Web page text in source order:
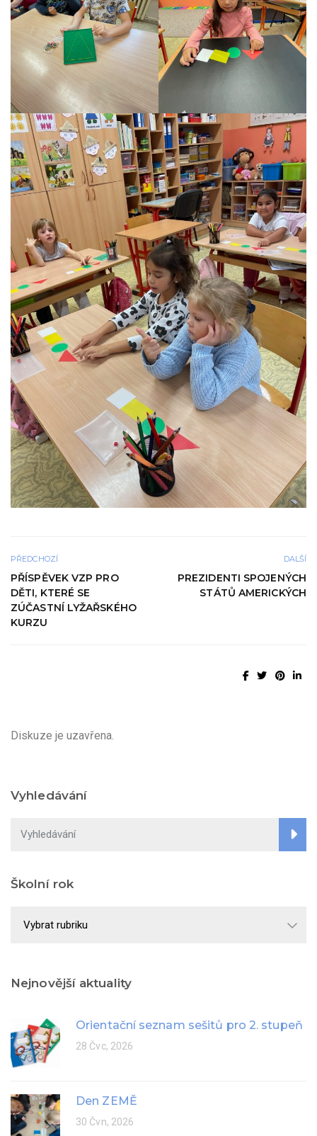
PŘEDCHOZÍ
PŘÍSPĚVEK VZP PRO
DĚTI, KTERÉ SE
ZÚČASTNÍ LYŽAŘSKÉHO
KURZU
DALŠÍ
PREZIDENTI SPOJENÝCH
STÁTŮ AMERICKÝCH
Diskuze je uzavřena.
Vyhledávání
Školní rok
rok
Nejnovější aktuality
Orientační seznam sešitů pro 2. stupeň
28 Čvc, 2026
Den ZEMĚ
30 Čvn, 2026